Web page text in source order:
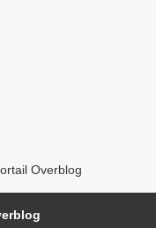
Overblog